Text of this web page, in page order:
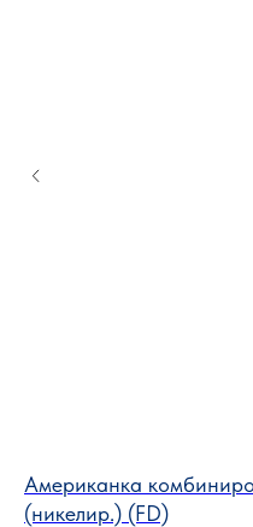
Американка
(никелир.) (FD)